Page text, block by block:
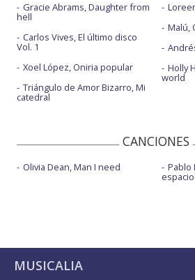
Gracie Abrams, Daughter from
hell
Carlos Vives, El último disco
Vol. 1
Xoel López, Oniria popular
Triángulo de Amor Bizarro, Mi
catedral
Malú,
Holly
world
CANCIONES
Olivia Dean, Man I need Pablo
espacio
MUSICALIA